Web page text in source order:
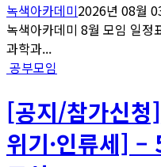
녹색아카데미2026년 08월
녹색아카데미 8월 모임 일정
과학과...
공부모임
[공지/참가신
위기·인류세] –